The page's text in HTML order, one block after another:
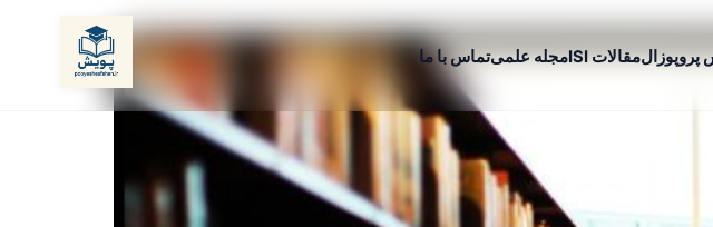
پروپوزالمقالات ISI مجله علمیتماس با ما